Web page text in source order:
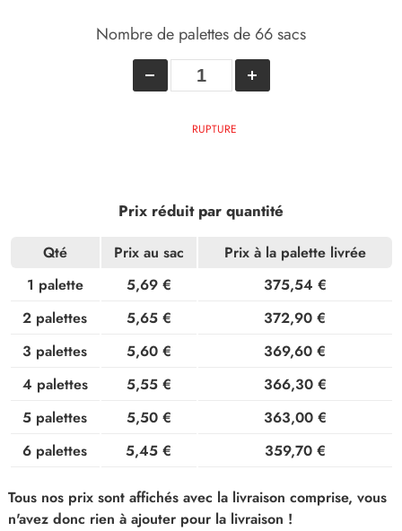
Nombre de palettes de 66 sacs
RUPTURE
Prix réduit par quantité
Qté Prix au sac
Prix à la palette livrée
1 palette
5,69 €
375,54 €
2 palettes
5,65 €
372,90 €
3 palettes
5,60 €
369,60 €
4 palettes
5,55 €
366,30 €
5 palettes
5,50 €
363,00 €
6 palettes
5,45 € 359,70 €
Tous nos prix sont affichés avec la livraison comprise, vous
n'avez donc rien à ajouter pour la livraison !